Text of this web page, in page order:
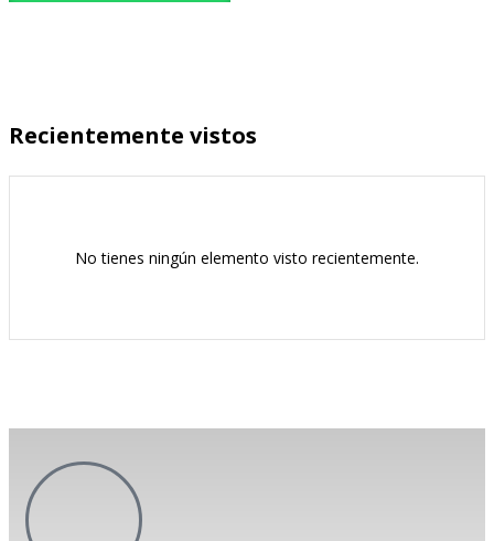
Recientemente vistos
No tienes ningún elemento visto recientemente.